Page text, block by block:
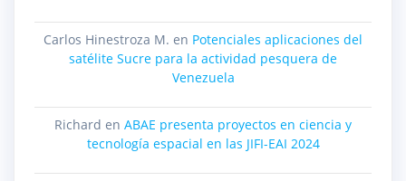
Carlos Hinestroza M. en Potenciales aplicaciones del
satélite Sucre para la actividad pesquera de
Venezuela
Richard en ABAE presenta proyectos en ciencia y
tecnología espacial en las JIFI-EAI 2024